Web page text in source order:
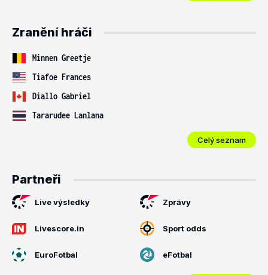
Zranění hráči
Minnen Greetje
Tiafoe Frances
Diallo Gabriel
Tararudee Lanlana
Celý seznam
Partneři
Live výsledky Zprávy
Livescore.in Sport odds
EuroFotbal eFotbal